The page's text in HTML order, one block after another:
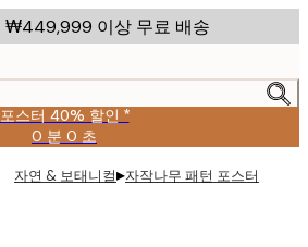
₩449,999 이상 무료 배송
포스터 40% 할인 *
0 분 0 초
유
효
날
자연 & 보태니컬▸자작나무 패턴 포스터